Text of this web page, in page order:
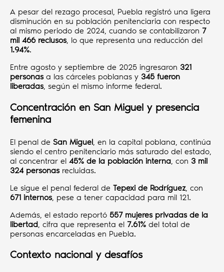
A pesar del rezago procesal, Puebla registró una ligera
disminución en su población penitenciaria con respecto
al mismo periodo de 2024, cuando se contabilizaron 7
mil 466 reclusos, lo que representa una reducción del
1.94%.
Entre agosto y septiembre de 2025 ingresaron 321
personasa las cárceles poblanas y 345 fueron
liberadas, según el mismo informe federal.
Concentración en San Miguel y presencia
femenina
El penal de San Miguel , en la capital poblana, continúa
siendo el centro penitenciario más saturado del estado,
al concentrar el 45% de la población interna , con 3 mil
324 personasrecluidas.
Le sigue el penal federal de Tepexi de Rodríguez, con
671 internos, pese a tener capacidad para mil 121.
Además, el estado reportó 557 mujeres privadas de la
libertad , cifra que representa el 7.61% del total de
personas encarceladas en Puebla.
Contexto nacional y desafíos